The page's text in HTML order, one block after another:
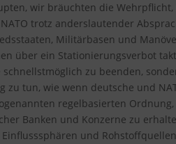
wir bräuchten die
trotz anderslautender
Militärbasen und
über ein Stationierungsverbot
zu beenden,
zu tun, wie wenn deutsche und
regelbasierten
Banken und Konzerne zu
und